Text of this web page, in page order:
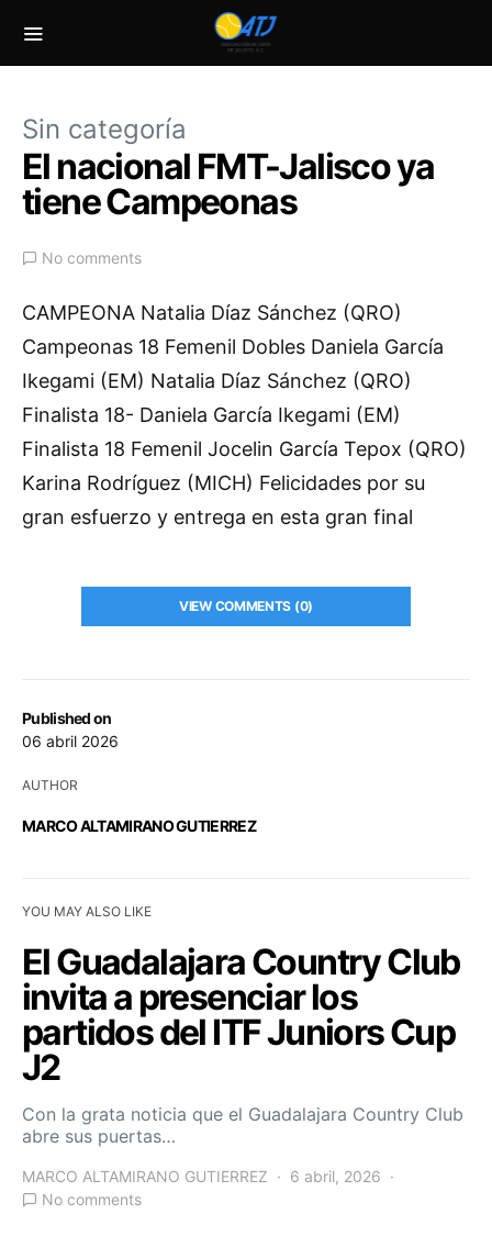
Sin categoría
El nacional FMT-Jalisco ya
tiene Campeonas
No comments
Published on
06 abril 2026
AUTHOR
MARCO ALTAMIRANO GUTIERREZ
CAMPEONA Natalia Díaz Sánchez (QRO)
Campeonas 18 Femenil Dobles Daniela García
Ikegami (EM) Natalia Díaz Sánchez (QRO)
Finalista 18- Daniela García Ikegami (EM)
Finalista 18 Femenil Jocelin García Tepox (QRO)
Karina Rodríguez (MICH) Felicidades por su
gran esfuerzo y entrega en esta gran final
VIEW COMMENTS (0)
YOU MAY ALSO LIKE
El Guadalajara Country Club
invita a presenciar los
partidos del ITF Juniors Cup
J2
Con la grata noticia que el Guadalajara Country Club
abre sus puertas…
MARCO ALTAMIRANO GUTIERREZ
6 abril, 2026
No comments